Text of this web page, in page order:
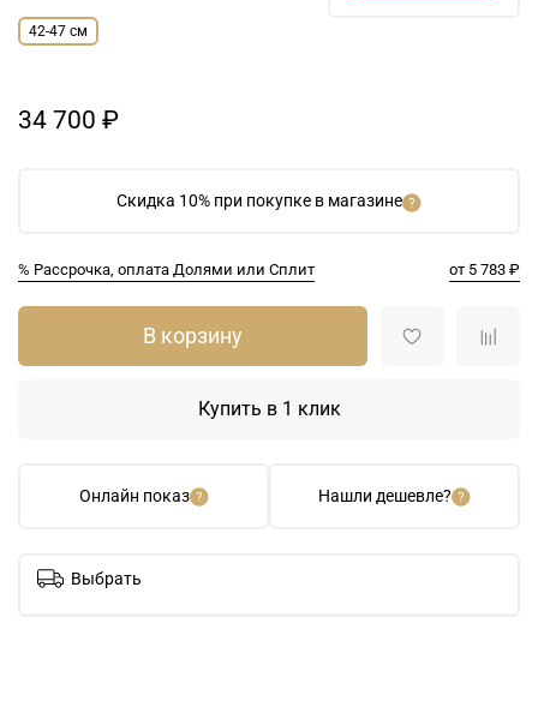
Скидка 10% при покупке в магазине
% Рассрочка, оплата Долями или Сплит от 5 783 ₽
42-47 см
34 700 ₽
Онлайн показ Нашли дешевле?
В корзину
Купить в 1 клик
Выбрать